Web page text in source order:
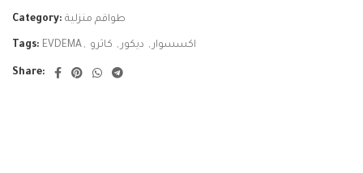
Category: طواقم منزلية
Tags: EVDEMA , اكسسوار , ديكور , كاثرو
Share: